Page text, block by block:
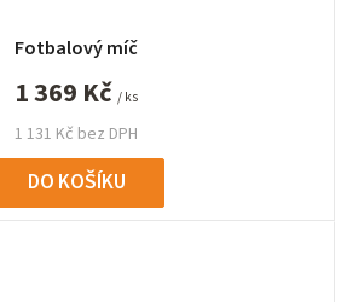
Fotbalový míč
1 131 Kč bez DPH
1 369 Kč / ks
DO KOŠÍKU